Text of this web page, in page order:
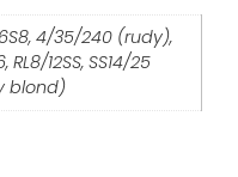
4/35/240 (rudy),
RL8/12SS, SS14/25
blond)